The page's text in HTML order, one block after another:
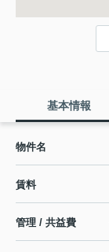
基本情報
物件名
賃料
管理 / 共益費